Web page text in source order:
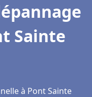
Sainte
à Pont Sainte